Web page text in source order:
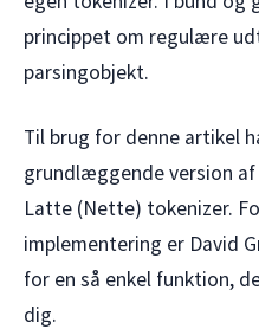
princippet om regulære
parsingobjekt.
Til brug for denne artikel
grundlæggende version
Latte (Nette) tokenizer.
implementering er David
for en så enkel funktion,
dig.